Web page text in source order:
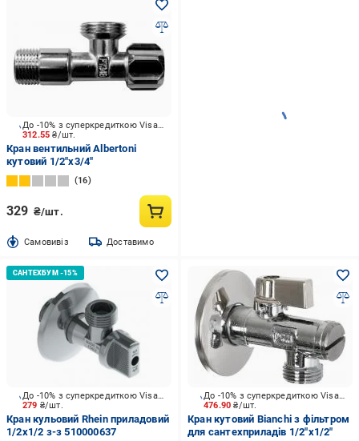
312.55₴/шт.
До -10% з суперкредиткою Visa Вигода
Кран вентильний Albertoni
кутовий 1/2"х3/4"
16
329 ₴/шт.
Cамовивіз Доставимо
279 ₴/шт.
До -10% з суперкредиткою Visa Вигода
Кран кульовий Rhein приладовий
1/2x1/2 з-з 510000637
476.90₴/шт.
До -10% з суперкредиткою Visa Вигода
Кран кутовий Bianchi з фільтром
для сантехприладів 1/2"х1/2"